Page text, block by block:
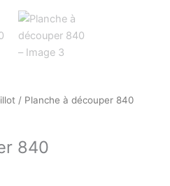
/ Planche à découper 840
840